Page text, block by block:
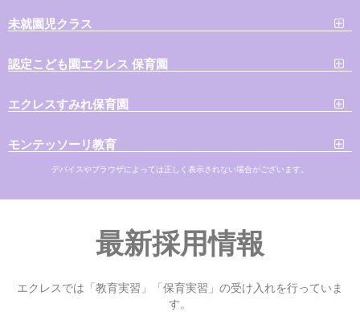
未就園児クラス
認定こども園エクレス 保育園
エクレスすみれ保育園
モンテッソーリ教育
デバイスやブラウザによっては正しく表示されない場合がございます。
最新採用情報
エクレスでは「教育実習」「保育実習」の受け入れを行っていま
す。